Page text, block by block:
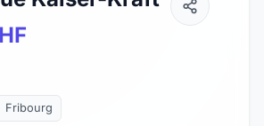
Fribourg